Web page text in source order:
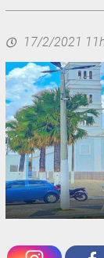
17/2/2021